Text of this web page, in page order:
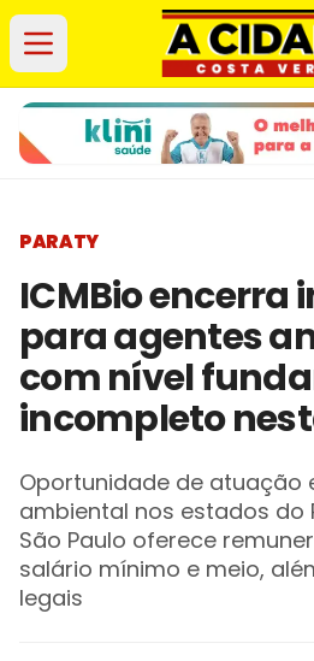
PARATY
ICMBio encerra
para agentes
com nível
incompleto
Oportunidade de atuação
ambiental nos estados do
São Paulo oferece
salário mínimo e meio,
legais